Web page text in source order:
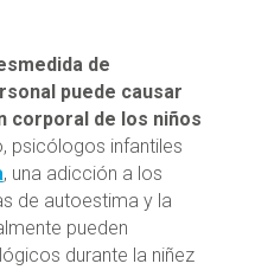
de
puede causar
corporal de los niños
psicólogos infantiles
, una adicción a los
de autoestima y la
pueden
durante la niñez